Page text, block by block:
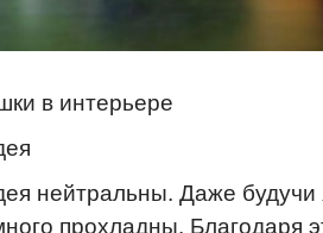
в интерьере
нейтральны. Даже будучи
прохладны. Благодаря